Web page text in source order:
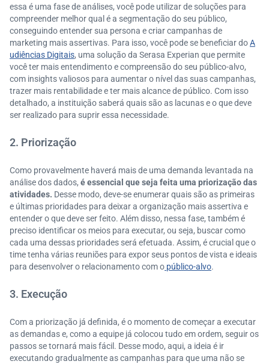
essa é uma fase de análises, você pode utilizar de soluções para
compreender melhor qual é a segmentação do seu público,
conseguindo entender sua persona e criar campanhas de
marketing mais assertivas. Para isso, você pode se beneficiar doA
udiências Digitais, uma solução da Serasa Experian que permite
você ter mais entendimento e compreensão do seu público-alvo,
com insights valiosos para aumentar o nível das suas campanhas,
trazer mais rentabilidade e ter mais alcance de público. Com isso
detalhado, a instituição saberá quais são as lacunas e o que deve
ser realizado para suprir essa necessidade.
2. Priorização
Como provavelmente haverá mais de uma demanda levantada na
análise dos dados, é essencial que seja feita uma priorização das
atividades. Desse modo, deve-se enumerar quais são as primeiras
e últimas prioridades para deixar a organização mais assertiva e
entender o que deve ser feito. Além disso, nessa fase, também é
preciso identificar os meios para executar, ou seja, buscar como
cada uma dessas prioridades será efetuada. Assim, é crucial que o
time tenha várias reuniões para expor seus pontos de vista e ideais
para desenvolver o relacionamento com o público-alvo.
3. Execução
Com a priorização já definida, é o momento de começar a executar
as demandas e, como a equipe já colocou tudo em ordem, seguir os
passos se tornará mais fácil. Desse modo, aqui, a ideia é ir
executando gradualmente as campanhas para que uma não se